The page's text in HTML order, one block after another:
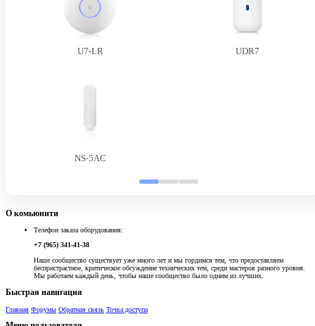
U7-LR UDR7
NS-5AC
О комьюнити
Телефон заказа оборудования:
+7 (965) 341-41-38
Наше сообщество существует уже много лет и мы гордимся тем, что предоставляем
беспристрастное, критическое обсуждение технических тем, среди мастеров разного уровня.
Мы работаем каждый день, чтобы наше сообщество было одним из лучших.
Быстрая навигация
Главная Форумы Обратная связь Точка доступа